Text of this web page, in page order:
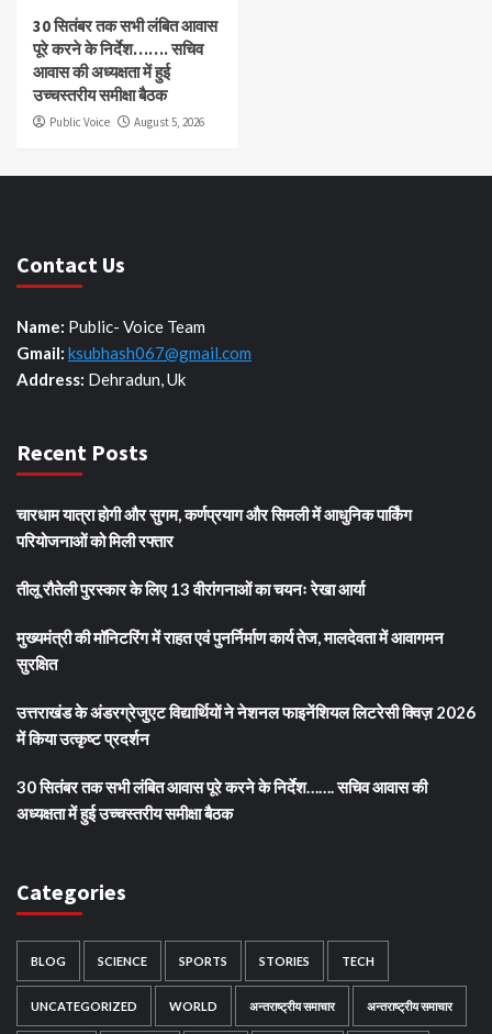
30 सितंबर तक सभी लंबित आवास
पूरे करने के निर्देश……. सचिव
आवास की अध्यक्षता में हुई
उच्चस्तरीय समीक्षा बैठक
Public Voice August 5, 2026
Contact Us
Name: Public- Voice Team
Gmail: ksubhash067@gmail.com
Address: Dehradun, Uk
Recent Posts
चारधाम यात्रा होगी और सुगम, कर्णप्रयाग और सिमली में आधुनिक पार्किंग
परियोजनाओं को मिली रफ्तार
तीलू रौतेली पुरस्कार के लिए 13 वीरांगनाओं का चयनः रेखा आर्या
मुख्यमंत्री की मॉनिटरिंग में राहत एवं पुनर्निर्माण कार्य तेज, मालदेवता में आवागमन
सुरक्षित
उत्तराखंड के अंडरग्रेजुएट विद्यार्थियों ने नेशनल फाइनेंशियल लिटरेसी क्विज़ 2026
में किया उत्कृष्ट प्रदर्शन
30 सितंबर तक सभी लंबित आवास पूरे करने के निर्देश……. सचिव आवास की
अध्यक्षता में हुई उच्चस्तरीय समीक्षा बैठक
Categories
BLOG SCIENCE SPORTS STORIES TECH
UNCATEGORIZED WORLD अन्तराष्ट्रीय समाचार अन्तराष्ट्रीय समाचार